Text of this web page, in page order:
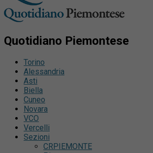
Quotidiano Piemontese
Torino
Alessandria
Asti
Biella
Cuneo
Novara
VCO
Vercelli
Sezioni
CRPIEMONTE